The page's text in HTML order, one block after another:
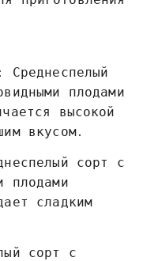
Среднеспелый
плодами
высокой
вкусом․
сорт с
плодами
сладким
сорт с